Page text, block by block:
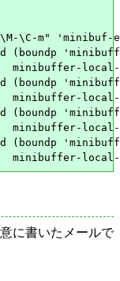
に書いたメールで